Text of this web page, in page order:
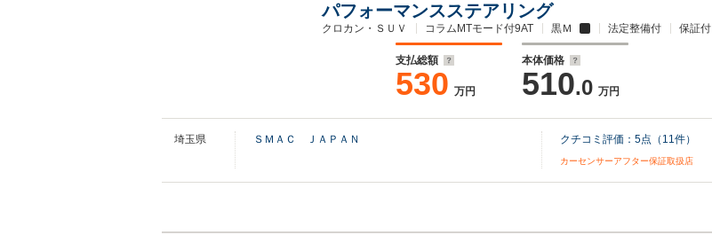
パフォーマンスステアリング
クロカン・ＳＵＶ コラムMTモード付9AT 黒Ｍ 法定整備付 保証付
支払総額
530 万円
本体価格
510.0 万円
埼玉県 ＳＭＡＣ ＪＡＰＡＮ クチコミ評価： 5点（ 11件）
カーセンサーアフター保証取扱店